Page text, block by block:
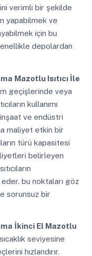
verimli bir şekilde
yapabilmek ve
için bu
depolardan
Mazotlu Isıtıcı İle
geçişlerinde veya
kullanımı
ve endüstri
maliyet etkin bir
türü kapasitesi
belirleyen
bu noktaları göz
sorunsuz bir
İkinci El Mazotlu
seviyesine
hızlandırır.